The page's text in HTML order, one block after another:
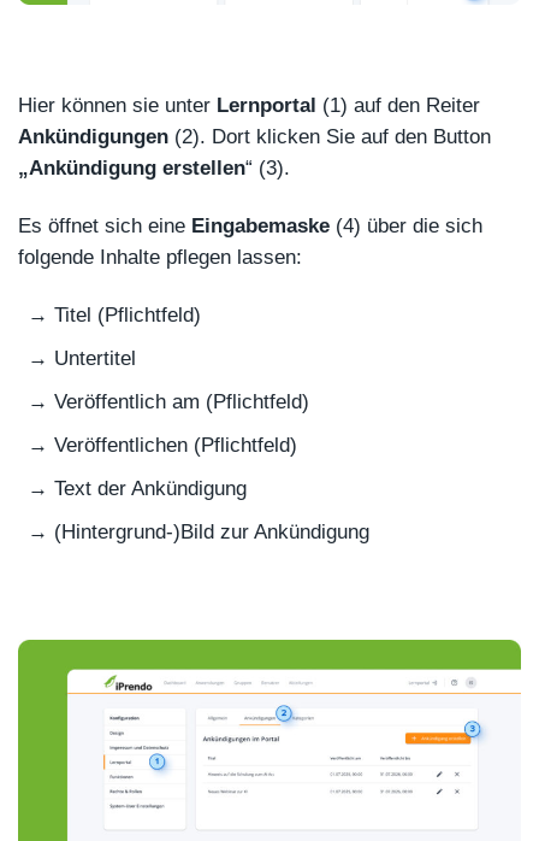
Hier können sie unter Lernportal (1) auf den Reiter
Ankündigungen (2). Dort klicken Sie auf den Button
„Ankündigung erstellen“ (3).
Es öffnet sich eine Eingabemaske (4) über die sich
folgende Inhalte pflegen lassen:
Titel (Pflichtfeld)
Untertitel
Veröffentlich am (Pflichtfeld)
Veröffentlichen (Pflichtfeld)
Text der Ankündigung
(Hintergrund-)Bild zur Ankündigung